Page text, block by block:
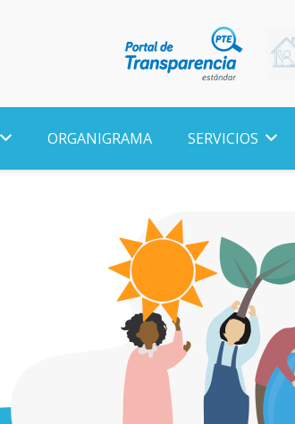
ORGANIGRAMA SERVICIOS